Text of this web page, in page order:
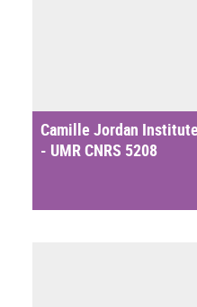
Camille Jordan
- UMR CNRS 5208